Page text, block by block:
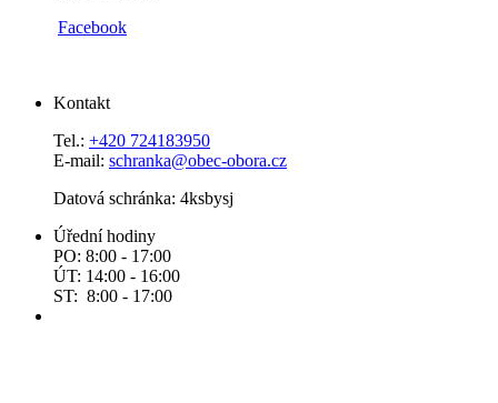
Facebook
Kontakt
Tel.: +420 724183950
E-mail: schranka@obec-obora.cz
Datová schránka: 4ksbysj
Úřední hodiny
PO: 8:00 - 17:00
ÚT: 14:00 - 16:00
ST: 8:00 - 17:00